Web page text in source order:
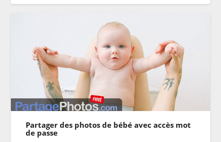
Partager des photos de bébé avec accès mot
de passe